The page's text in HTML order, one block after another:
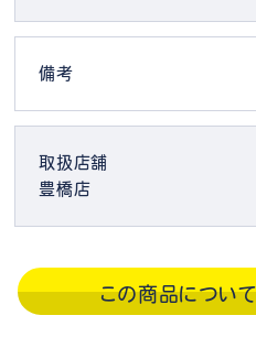
備考
取扱店舗
豊橋店
この商品につい